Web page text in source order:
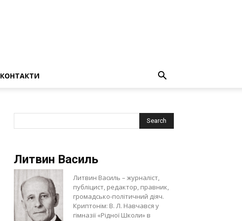
КОНТАКТИ
Литвин Василь
Литвин Василь – журналіст,
публіцист, редактор, правник,
громадсько-політичний діяч.
Криптонім: В. Л. Навчався у
гімназії «Рідної Школи» в